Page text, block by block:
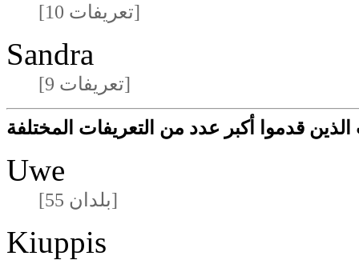
[10 تعريفات]
Sandra
[9 تعريفات]
قدموا أكبر عدد من التعريفات المختلفة
Uwe
[55 بلدان]
Kiuppis